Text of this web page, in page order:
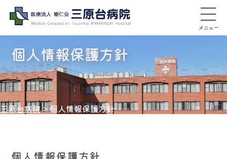
メニュー
個人情報保護方針
三原台病院>個人情報保護方針